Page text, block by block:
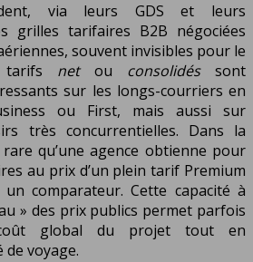
via leurs GDS et leurs
grilles tarifaires B2B négociées
souvent invisibles pour le
tarifs netou consolidéssont
sur les longs-courriers en
ou First, mais aussi sur
très concurrentielles. Dans la
qu’une agence obtienne pour
au prix d’un plein tarif Premium
comparateur. Cette capacité à
» des prix publics permet parfois
global du projet tout en
voyage.